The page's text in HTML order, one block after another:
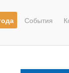
События